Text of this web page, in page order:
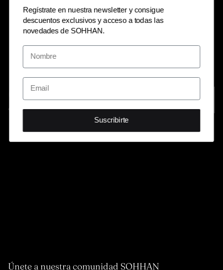
Únete a nuestra comunidad SOHHAN
Regístrate en nuestra newsletter y consigue
descuentos exclusivos y acceso a todas las
novedades de SOHHAN.
Suscribirte